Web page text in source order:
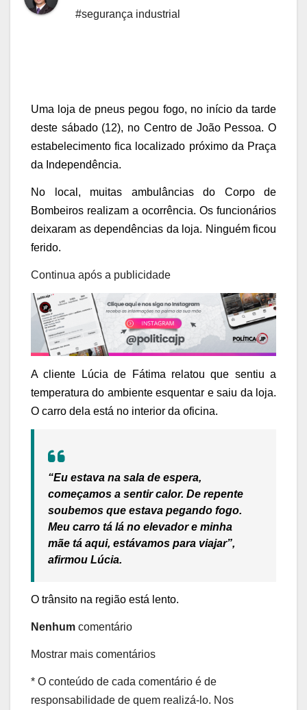
#segurança industrial
Uma loja de pneus pegou fogo, no início da tarde
deste sábado (12), no Centro de João Pessoa. O
estabelecimento fica localizado próximo da Praça
da Independência.
No local, muitas ambulâncias do Corpo de
Bombeiros realizam a ocorrência. Os funcionários
deixaram as dependências da loja. Ninguém ficou
ferido.
Continua após a publicidade
A cliente Lúcia de Fátima relatou que sentiu a
temperatura do ambiente esquentar e saiu da loja.
O carro dela está no interior da oficina.
“Eu estava na sala de espera,
começamos a sentir calor. De repente
soubemos que estava pegando fogo.
Meu carro tá lá no elevador e minha
mãe tá aqui, estávamos para viajar”,
afirmou Lúcia.
O trânsito na região está lento.
Nenhum comentário
Mostrar mais comentários
* O conteúdo de cada comentário é de
responsabilidade de quem realizá-lo. Nos